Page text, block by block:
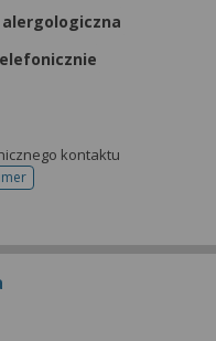
kontaktu
do rejestracji